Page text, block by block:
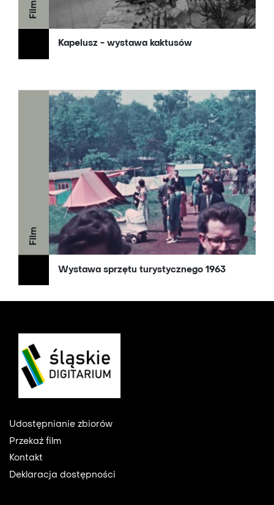
Film
Kapelusz - wystawa kaktusów
Film
Wystawa sprzętu turystycznego 1963
Footer
Udostępnianie zbiorów
Przekaż film
Kontakt
Deklaracja dostępności